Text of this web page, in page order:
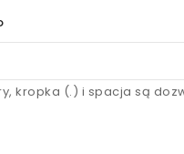
kropka (.) i spacja są